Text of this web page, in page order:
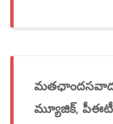
మ్యూజిక్,